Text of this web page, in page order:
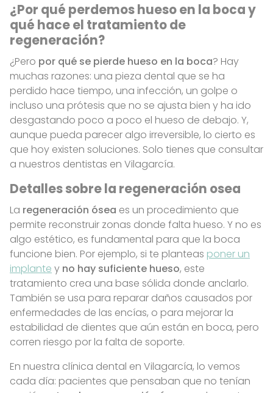
¿Por qué perdemos hueso en la boca y
qué hace el tratamiento de
regeneración?
¿Pero por qué se pierde hueso en la boca? Hay
muchas razones: una pieza dental que se ha
perdido hace tiempo, una infección, un golpe o
incluso una prótesis que no se ajusta bien y ha ido
desgastando poco a poco el hueso de debajo. Y,
aunque pueda parecer algo irreversible, lo cierto es
que hoy existen soluciones. Solo tienes que consultar
a nuestros dentistas en Vilagarcía.
Detalles sobre la regeneración osea
La regeneración ósea es un procedimiento que
permite reconstruir zonas donde falta hueso. Y no es
algo estético, es fundamental para que la boca
funcione bien. Por ejemplo, si te planteas poner un
implante y no hay suficiente hueso, este
tratamiento crea una base sólida donde anclarlo.
También se usa para reparar daños causados por
enfermedades de las encías, o para mejorar la
estabilidad de dientes que aún están en boca, pero
corren riesgo por la falta de soporte.
En nuestra clínica dental en Vilagarcía, lo vemos
cada día: pacientes que pensaban que no tenían